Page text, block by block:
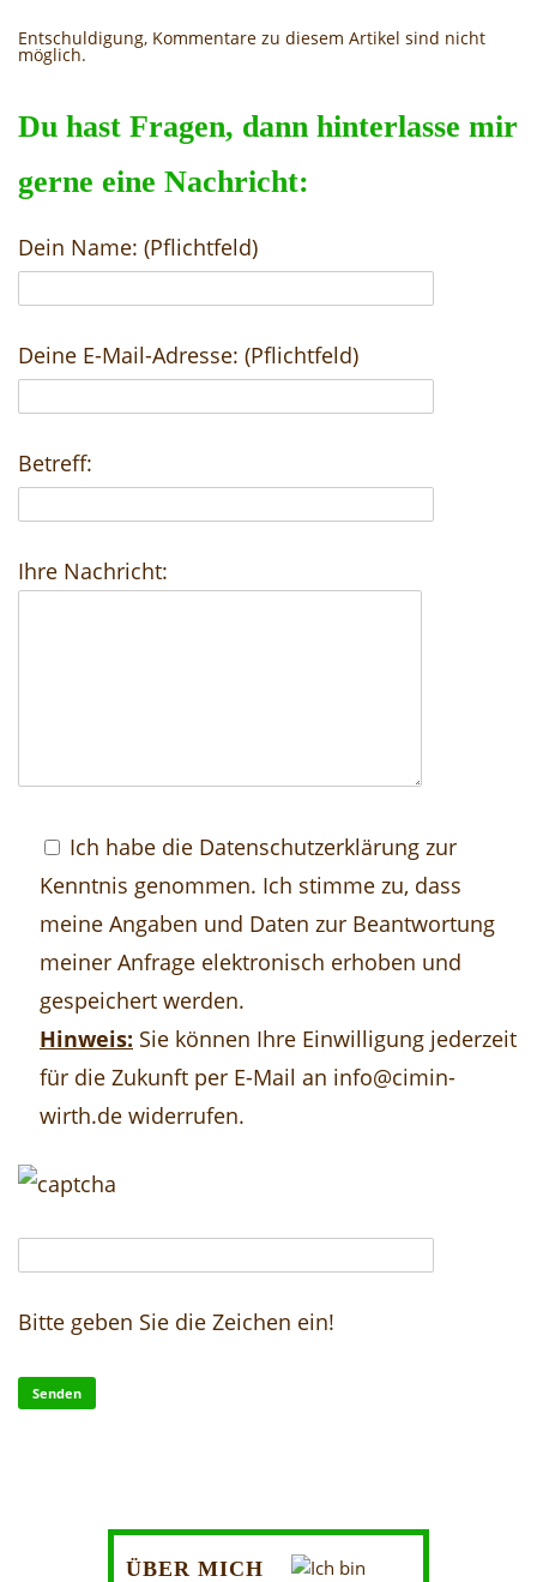
Entschuldigung, Kommentare zu diesem Artikel sind nicht
möglich.
Du hast Fragen, dann hinterlasse mir
gerne eine Nachricht:
Dein Name: (Pflichtfeld)
Deine E-Mail-Adresse: (Pflichtfeld)
Betreff:
Ihre Nachricht:
Ich habe die Datenschutzerklärung zur
Kenntnis genommen. Ich stimme zu, dass
meine Angaben und Daten zur Beantwortung
meiner Anfrage elektronisch erhoben und
gespeichert werden.
Hinweis: Sie können Ihre Einwilligung jederzeit
für die Zukunft per E-Mail an info@cimin-
wirth.de widerrufen.
Bitte geben Sie die Zeichen ein!
ÜBER MICH